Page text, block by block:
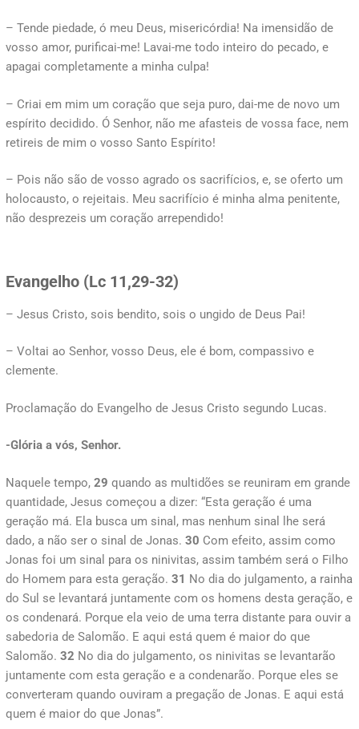
– Tende piedade, ó meu Deus, misericórdia! Na imensidão de
vosso amor, purificai-me! Lavai-me todo inteiro do pecado, e
apagai completamente a minha culpa!
– Criai em mim um coração que seja puro, dai-me de novo um
espírito decidido. Ó Senhor, não me afasteis de vossa face, nem
retireis de mim o vosso Santo Espírito!
– Pois não são de vosso agrado os sacrifícios, e, se oferto um
holocausto, o rejeitais. Meu sacrifício é minha alma penitente,
não desprezeis um coração arrependido!
Evangelho (Lc 11,29-32)
– Jesus Cristo, sois bendito, sois o ungido de Deus Pai!
– Voltai ao Senhor, vosso Deus, ele é bom, compassivo e
clemente.
Proclamação do Evangelho de Jesus Cristo segundo Lucas.
-Glória a vós, Senhor.
Naquele tempo, 29 quando as multidões se reuniram em grande
quantidade, Jesus começou a dizer: “Esta geração é uma
geração má. Ela busca um sinal, mas nenhum sinal lhe será
dado, a não ser o sinal de Jonas. 30 Com efeito, assim como
Jonas foi um sinal para os ninivitas, assim também será o Filho
do Homem para esta geração. 31 No dia do julgamento, a rainha
do Sul se levantará juntamente com os homens desta geração, e
os condenará. Porque ela veio de uma terra distante para ouvir a
sabedoria de Salomão. E aqui está quem é maior do que
Salomão. 32 No dia do julgamento, os ninivitas se levantarão
juntamente com esta geração e a condenarão. Porque eles se
converteram quando ouviram a pregação de Jonas. E aqui está
quem é maior do que Jonas”.